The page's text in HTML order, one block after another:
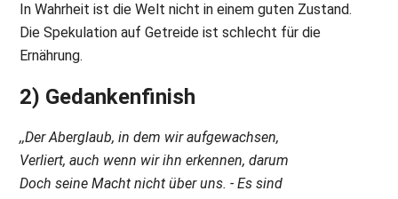
In Wahrheit ist die Welt nicht in einem guten Zustand.
Die Spekulation auf Getreide ist schlecht für die
Ernährung.
2) Gedankenfinish
,,Der Aberglaub, in dem wir aufgewachsen,
Verliert, auch wenn wir ihn erkennen, darum
Doch seine Macht nicht über uns. - Es sind